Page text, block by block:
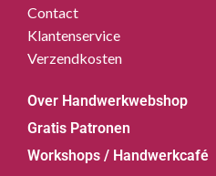
Contact
Klantenservice
Verzendkosten
Over Handwerkwebshop
Gratis Patronen
Workshops / Handwerkcafé